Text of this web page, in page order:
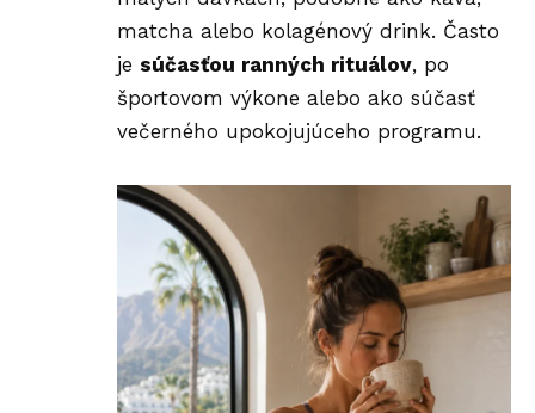
matcha alebo kolagénový drink. Často
je súčasťou ranných rituálov, po
športovom výkone alebo ako súčasť
večerného upokojujúceho programu.